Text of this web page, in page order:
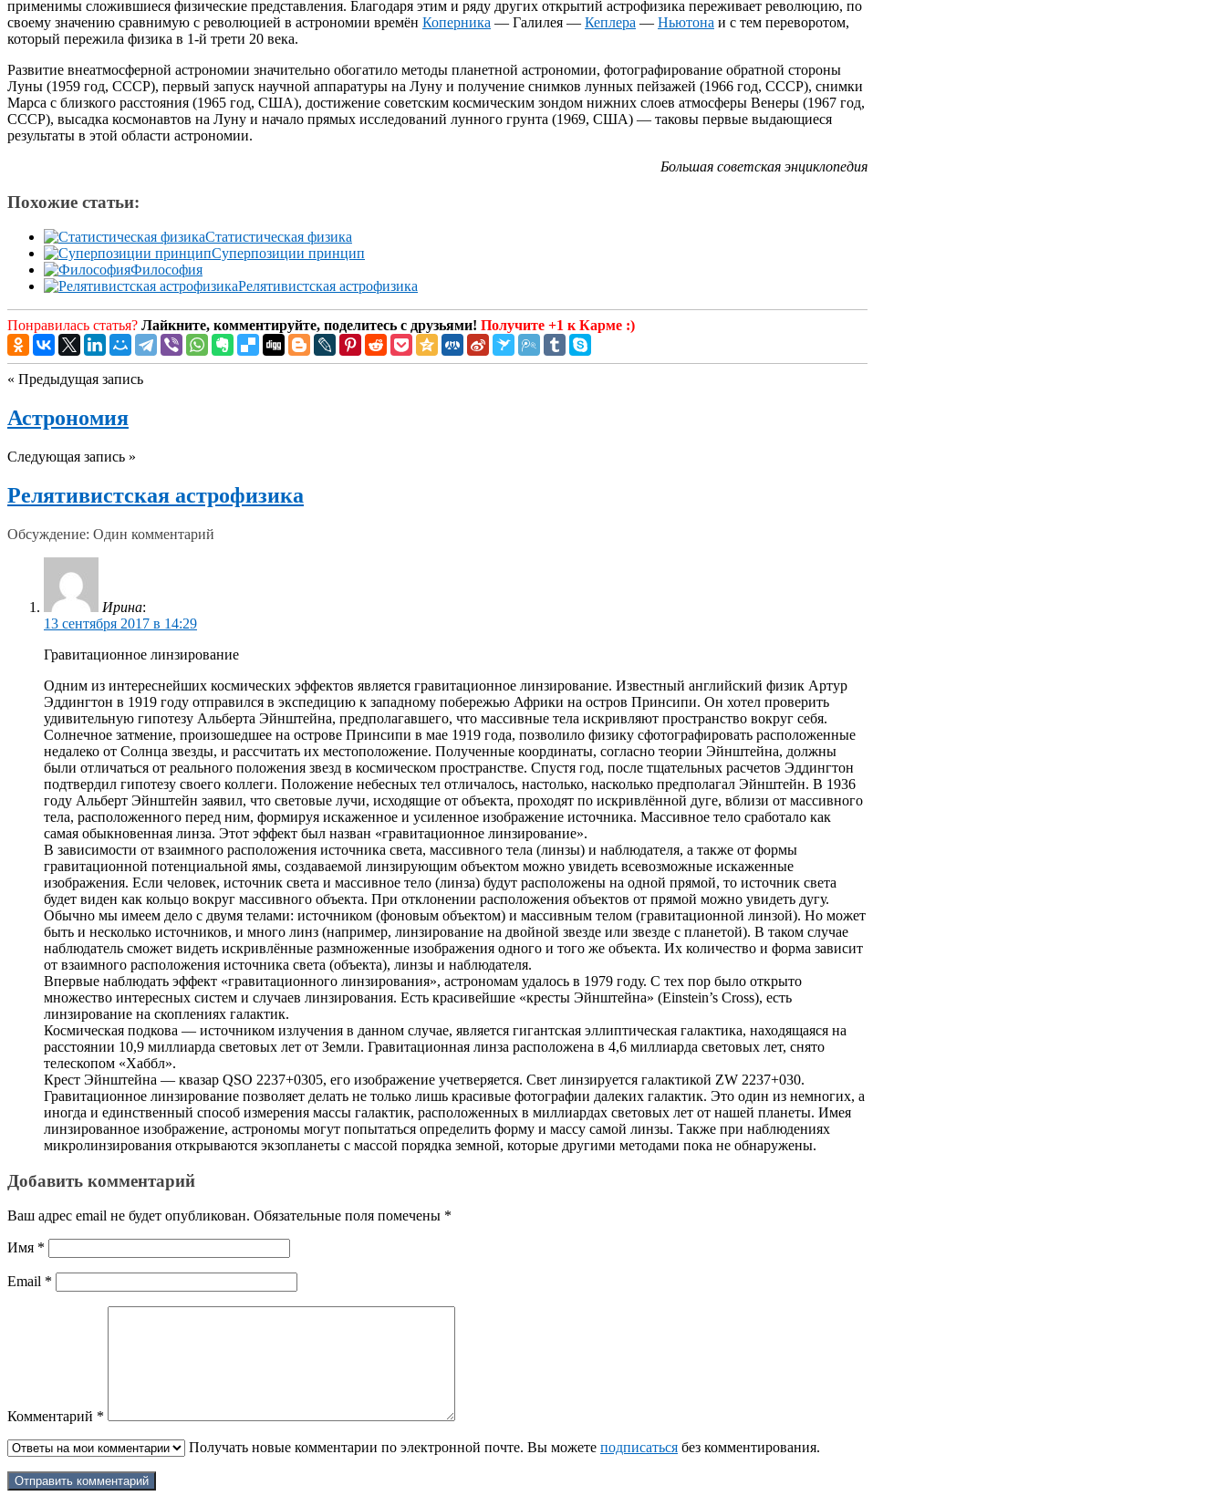
применимы сложившиеся физические представления. Благодаря этим и ряду других открытий астрофизика переживает революцию, по
своему значению сравнимую с революцией в астрономии времён Коперника — Галилея — Кеплера — Ньютона и с тем переворотом,
который пережила физика в 1-й трети 20 века.
Развитие внеатмосферной астрономии значительно обогатило методы планетной астрономии, фотографирование обратной стороны
Луны (1959 год, СССР), первый запуск научной аппаратуры на Луну и получение снимков лунных пейзажей (1966 год, СССР), снимки
Марса с близкого расстояния (1965 год, США), достижение советским космическим зондом нижних слоев атмосферы Венеры (1967 год,
СССР), высадка космонавтов на Луну и начало прямых исследований лунного грунта (1969, США) — таковы первые выдающиеся
результаты в этой области астрономии.
Большая советская энциклопедия
Похожие статьи:
Статистическая физика
Суперпозиции принцип
Философия
Релятивистская астрофизика
Понравилась статья? Лайкните, комментируйте, поделитесь с друзьями! Получите +1 к Карме :)
« Предыдущая запись
Астрономия
Следующая запись »
Релятивистская астрофизика
Обсуждение: Один комментарий
Ирина:
13 сентября 2017 в 14:29
Гравитационное линзирование
Одним из интереснейших космических эффектов является гравитационное линзирование. Известный английский физик Артур
Эддингтон в 1919 году отправился в экспедицию к западному побережью Африки на остров Принсипи. Он хотел проверить
удивительную гипотезу Альберта Эйнштейна, предполагавшего, что массивные тела искривляют пространство вокруг себя.
Солнечное затмение, произошедшее на острове Принсипи в мае 1919 года, позволило физику сфотографировать расположенные
недалеко от Солнца звезды, и рассчитать их местоположение. Полученные координаты, согласно теории Эйнштейна, должны
были отличаться от реального положения звезд в космическом пространстве. Спустя год, после тщательных расчетов Эддингтон
подтвердил гипотезу своего коллеги. Положение небесных тел отличалось, настолько, насколько предполагал Эйнштейн. В 1936
году Альберт Эйнштейн заявил, что световые лучи, исходящие от объекта, проходят по искривлённой дуге, вблизи от массивного
тела, расположенного перед ним, формируя искаженное и усиленное изображение источника. Массивное тело сработало как
самая обыкновенная линза. Этот эффект был назван «гравитационное линзирование».
В зависимости от взаимного расположения источника света, массивного тела (линзы) и наблюдателя, а также от формы
гравитационной потенциальной ямы, создаваемой линзирующим объектом можно увидеть всевозможные искаженные
изображения. Если человек, источник света и массивное тело (линза) будут расположены на одной прямой, то источник света
будет виден как кольцо вокруг массивного объекта. При отклонении расположения объектов от прямой можно увидеть дугу.
Обычно мы имеем дело с двумя телами: источником (фоновым объектом) и массивным телом (гравитационной линзой). Но может
быть и несколько источников, и много линз (например, линзирование на двойной звезде или звезде с планетой). В таком случае
наблюдатель сможет видеть искривлённые размноженные изображения одного и того же объекта. Их количество и форма зависит
от взаимного расположения источника света (объекта), линзы и наблюдателя.
Впервые наблюдать эффект «гравитационного линзирования», астрономам удалось в 1979 году. С тех пор было открыто
множество интересных систем и случаев линзирования. Есть красивейшие «кресты Эйнштейна» (Einstein’s Cross), есть
линзирование на скоплениях галактик.
Космическая подкова — источником излучения в данном случае, является гигантская эллиптическая галактика, находящаяся на
расстоянии 10,9 миллиарда световых лет от Земли. Гравитационная линза расположена в 4,6 миллиарда световых лет, снято
телескопом «Хаббл».
Крест Эйнштейна — квазар QSO 2237+0305, его изображение учетверяется. Свет линзируется галактикой ZW 2237+030.
Гравитационное линзирование позволяет делать не только лишь красивые фотографии далеких галактик. Это один из немногих, а
иногда и единственный способ измерения массы галактик, расположенных в миллиардах световых лет от нашей планеты. Имея
линзированное изображение, астрономы могут попытаться определить форму и массу самой линзы. Также при наблюдениях
микролинзирования открываются экзопланеты с массой порядка земной, которые другими методами пока не обнаружены.
Добавить комментарий
Ваш адрес email не будет опубликован. Обязательные поля помечены *
Имя *
Email *
Комментарий *
Получать новые комментарии по электронной почте. Вы можете подписаться без комментирования.